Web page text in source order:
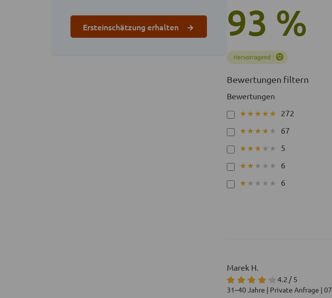
Ersteinschätzung erhalten 93 %
Bewertungen filtern
Bewertungen
★★★★★
★★★★★ 272
★★★★★
★★★★★ 67
★★★★★
★★★★★ 5
★★★★★
★★★★★ 6
★★★★★
★★★★★ 6
Marek H.
4.2 / 5
31–40 Jahre | Private Anfrage |